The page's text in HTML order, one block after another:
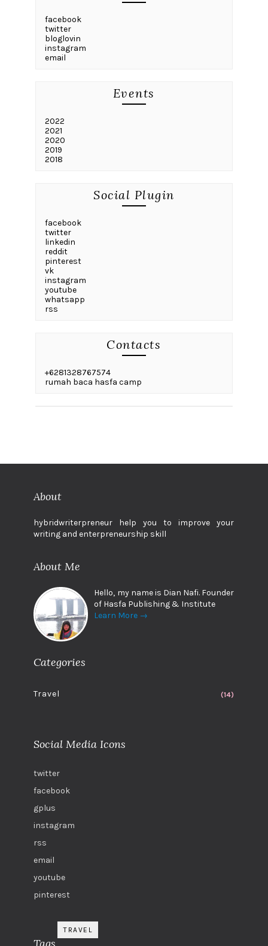
facebook
twitter
bloglovin
instagram
email
Events
2022
2021
2020
2019
2018
Social Plugin
facebook
twitter
linkedin
reddit
pinterest
vk
instagram
youtube
whatsapp
rss
Contacts
+6281328767574
rumah baca hasfa camp
About
hybridwriterpreneur help you to improve your
writing and enterpreneurship skill
About Me
Hello, my name is Dian Nafi. Founder
of Hasfa Publishing & Institute
Learn More →
Categories
Travel (14)
Social Media Icons
twitter
facebook
gplus
instagram
rss
email
youtube
pinterest
TRAVEL